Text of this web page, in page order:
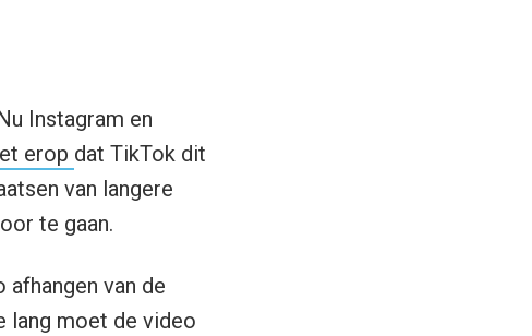
Instagram en
erop dat TikTok dit
van langere
te gaan.
van de
lang moet de video